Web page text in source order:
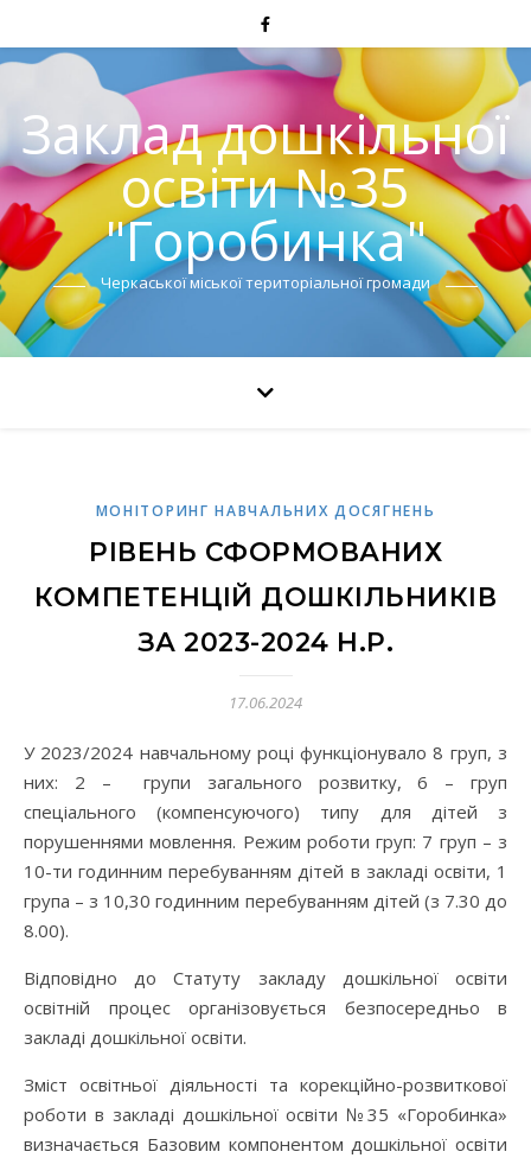
Заклад дошкільної
освіти №35
"Горобинка"
Черкаської міської територіальної громади
МОНІТОРИНГ НАВЧАЛЬНИХ ДОСЯГНЕНЬ
РІВЕНЬ СФОРМОВАНИХ
КОМПЕТЕНЦІЙ ДОШКІЛЬНИКІВ
ЗА 2023-2024 Н.Р.
17.06.2024
У 2023/2024 навчальному році функціонувало 8 груп, з
них: 2 – групи загального розвитку, 6 – груп
спеціального (компенсуючого) типу для дітей з
порушеннями мовлення. Режим роботи груп: 7 груп – з
10-ти годинним перебуванням дітей в закладі освіти, 1
група – з 10,30 годинним перебуванням дітей (з 7.30 до
8.00).
Відповідно до Статуту закладу дошкільної освіти
освітній процес організовується безпосередньо в
закладі дошкільної освіти.
Зміст освітньої діяльності та корекційно-розвиткової
роботи в закладі дошкільної освіти №35 «Горобинка»
визначається Базовим компонентом дошкільної освіти